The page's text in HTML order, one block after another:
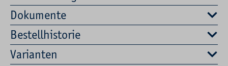
Dokumente
Bestellhistorie
Varianten